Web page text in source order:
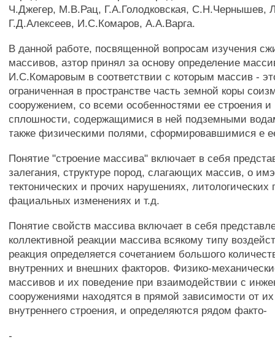
Ч.Джегер, М.В.Рац, Г.А.Голодковская, С.Н.Чернышев,
Г.Д.Алексеев, И.С.Комаров, А.А.Варга.
В данной работе, посвященной вопросам изучения
массивов, азтор принял за основу определение
И.С.Комаровым в соответствии с которым массив -
ограниченная в пространстве часть земной коры
сооружением, со всеми особенностями ее строения
сплошности, содержащимися в ней подземными
также физическими полями, сформировавшимися е
Понятие "строение массива" включает в себя
залегания, структуре пород, слагающих массив, о
тектонических и прочих нарушениях, литологических
фациальных изменениях и т.д.
Понятие свойств массива включает в себя
коллективной реакции массива всякому типу
реакция определяется сочетанием большого
внутренних и внешних факторов. Физико-
массивов и их поведение при взаимодействии с
сооружениями находятся в прямой зависимости от
внутреннего строения, и определяются рядом факто-
-